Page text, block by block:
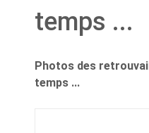
temps ...
Photos des
temps ...